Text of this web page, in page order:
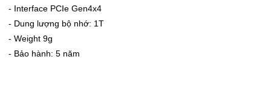
- Interface PCIe Gen4x4
- Dung lượng bộ nhớ: 1T
- Weight 9g
- Bảo hành: 5 năm